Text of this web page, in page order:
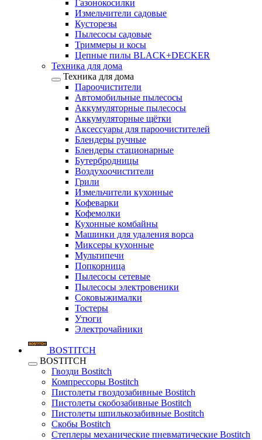
Газонокосилки
Измельчители садовые
Кусторезы
Пылесосы садовые
Триммеры и косы
Цепные пилы BLACK+DECKER
Техника для дома
Техника для дома
Пароочистители
Автомобильные пылесосы
Аккумуляторные пылесосы
Аккумуляторные щётки
Аксессуары для пароочистителей
Блендеры ручные
Блендеры стационарные
Бутербродницы
Воздухоочистители
Грили
Измельчители кухонные
Кофеварки
Кофемолки
Кухонные комбайны
Машинки для удаления ворса
Миксеры кухонные
Мультипечи
Попкорница
Пылесосы сетевые
Пылесосы электровеники
Соковыжималки
Тостеры
Утюги
Электрочайники
BOSTITCH
BOSTITCH
Гвозди Bostitch
Компрессоры Bostitch
Пистолеты гвоздозабивные Bostitch
Пистолеты скобозабивные Bostitch
Пистолеты шпилькозабивные Bostitch
Скобы Bostitch
Степлеры механические пневматические Bostitch